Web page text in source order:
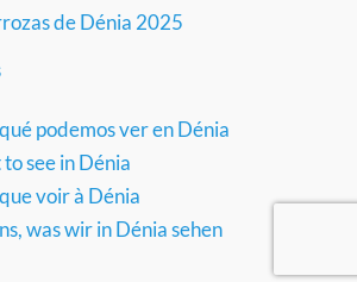
de Dénia 2025
podemos ver en Dénia
see in Dénia
voir à Dénia
was wir in Dénia sehen